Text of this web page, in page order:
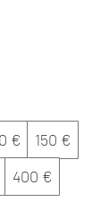
€
150 €
400 €